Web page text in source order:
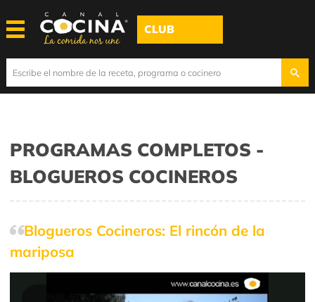
CLUB
PROGRAMAS COMPLETOS -
BLOGUEROS COCINEROS
Blogueros Cocineros: El rincón de la
mariposa